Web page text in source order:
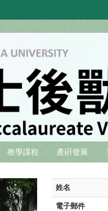
教學課程 產硏發展
姓名
電子郵件